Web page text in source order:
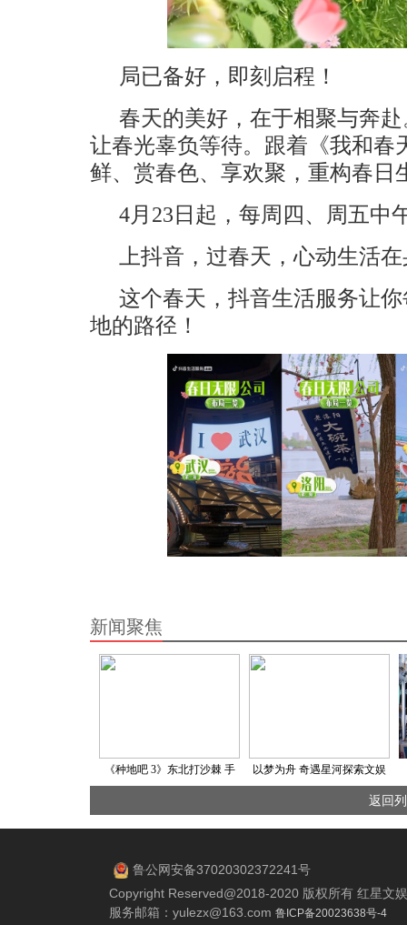
局已备好，即刻启程！
春天的美好，在于相聚与奔
让春光辜负等待。跟着《我和春
鲜、赏春色、享欢聚，重构春日
4月23日起，每周四、周五中
上抖音，过春天，心动生活
这个春天，抖音生活服务让
地的路径！
新闻聚焦
《种地吧 3》东北打沙棘 手
以梦为舟 奇遇星河探索文娱
返回
鲁公网安备37020302372241号
Copyright Reserved@2018-2020 版权所有 红星文
服务邮箱： yulezx@163.com 鲁ICP备20023638号-4